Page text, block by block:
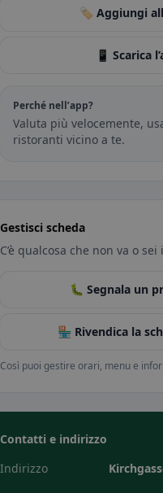
🏷️ Aggiungi
📱 Scarica
Perché nell’app?
Valuta più velocemente,
ristoranti vicino a te.
Gestisci scheda
C’è qualcosa che non va o
🐛 Segnala un
🏪 Rivendica la
Così puoi gestire orari, menu e
Contatti e indirizzo
Indirizzo